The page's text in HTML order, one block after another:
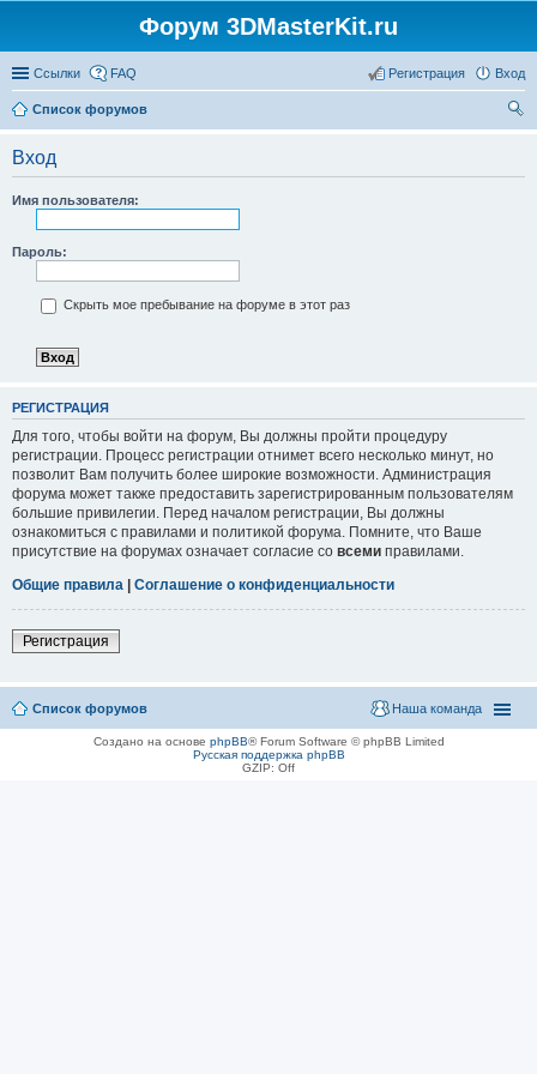
Форум 3DMasterKit.ru
Ссылки FAQ Вход
Регистрация
Список форумов
Вход
Имя пользователя:
Пароль:
Скрыть мое пребывание на форуме в этот раз
РЕГИСТРАЦИЯ
Для того, чтобы войти на форум, Вы должны пройти процедуру
регистрации. Процесс регистрации отнимет всего несколько минут, но
позволит Вам получить более широкие возможности. Администрация
форума может также предоставить зарегистрированным пользователям
большие привилегии. Перед началом регистрации, Вы должны
ознакомиться с правилами и политикой форума. Помните, что Ваше
присутствие на форумах означает согласие со всеми правилами.
Общие правила | Соглашение о конфиденциальности
Регистрация
Список форумов Наша команда
Создано на основе phpBB® Forum Software © phpBB Limited
Русская поддержка phpBB
GZIP: Off